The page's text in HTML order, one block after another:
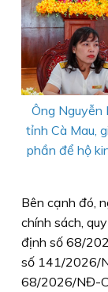
Ông Nguyễn
tỉnh Cà Mau,
phần để hộ
Bên cạnh đó,
chính sách,
định số 68/
số 141/2026/
68/2026/NĐ-